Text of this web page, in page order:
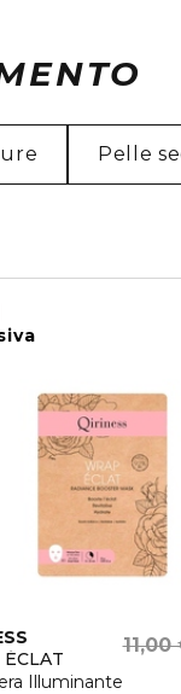
Pelle
Illuminante
11,00